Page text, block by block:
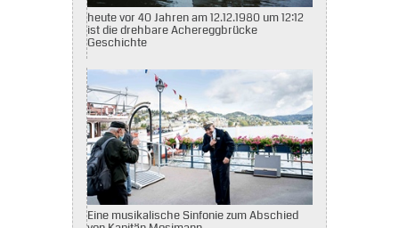
heute vor 40 Jahren am 12.12.1980 um 12:12
ist die drehbare Achereggbrücke
Geschichte
Eine musikalische Sinfonie zum Abschied